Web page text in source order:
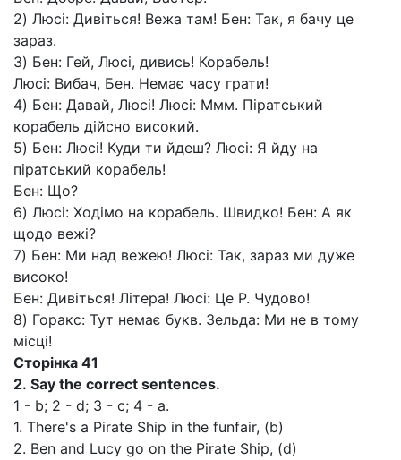
2) Люсі: Дивіться! Вежа там! Бен: Так, я бачу це
зараз.
3) Бен: Гей, Люсі, дивись! Корабель!
Люсі: Вибач, Бен. Немає часу грати!
4) Бен: Давай, Люсі! Люсі: Ммм. Піратський
корабель дійсно високий.
5) Бен: Люсі! Куди ти йдеш? Люсі: Я йду на
піратський корабель!
Бен: Що?
6) Люсі: Ходімо на корабель. Швидко! Бен: А як
щодо вежі?
7) Бен: Ми над вежею! Люсі: Так, зараз ми дуже
високо!
Бен: Дивіться! Літера! Люсі: Це Р. Чудово!
8) Горакс: Тут немає букв. Зельда: Ми не в тому
місці!
Сторінка 41
2. Say the correct sentences.
1 - b; 2 - d; 3 - c; 4 - a.
1. There's a Pirate Ship in the funfair, (b)
2. Ben and Lucy go on the Pirate Ship, (d)